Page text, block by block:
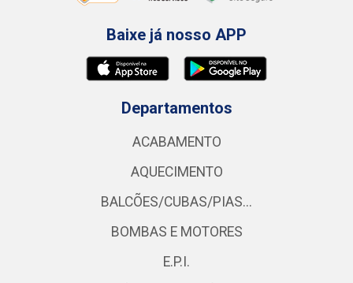
Baixe já nosso APP
Departamentos
ACABAMENTO
AQUECIMENTO
BALCÕES/CUBAS/PIAS...
BOMBAS E MOTORES
E.P.I.